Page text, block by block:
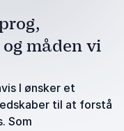
måden vi
I ønsker et
til at forstå
Som